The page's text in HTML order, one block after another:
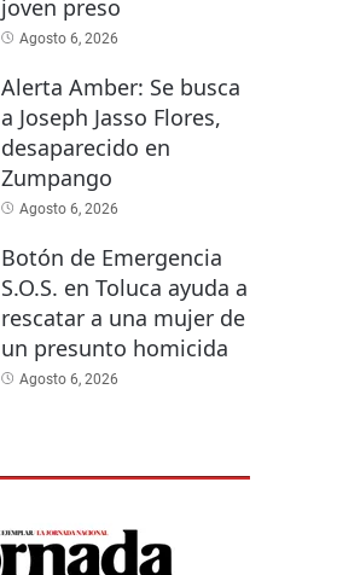
joven preso
Agosto 6, 2026
Alerta Amber: Se busca
a Joseph Jasso Flores,
desaparecido en
Zumpango
Agosto 6, 2026
Botón de Emergencia
S.O.S. en Toluca ayuda a
rescatar a una mujer de
un presunto homicida
Agosto 6, 2026